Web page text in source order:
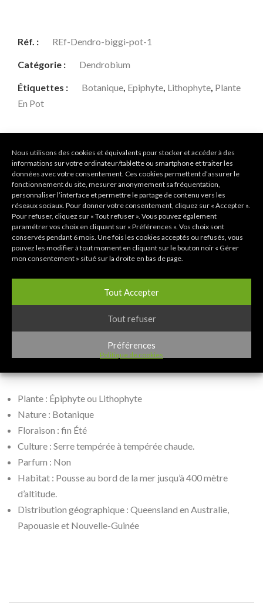
Nous utilisons des cookies et équivalents pour stocker et accéder à des
informations sur votre ordinateur/tablette ou smartphone et traiter les
données avec votre consentement. Ces cookies permettent d’assurer le
fonctionnement du site, mesurer anonymement sa fréquentation,
personnaliser l’interface et permettre le partage de contenu vers les
réseaux sociaux. Pour donner votre consentement, cliquez sur « Accepter ».
Pour refuser, cliquez sur « Tout refuser ». Vous pouvez également
paramétrer vos choix en cliquant sur « Préférences ». Vos choix sont
conservés pendant 6 mois. Une fois les cookies acceptés ou refusés, vous
pouvez les modifier à tout moment en cliquant sur le bouton noir « Gérer
mon consentement » situé sur la droite en bas de page.
Tout Accepter
Tout refuser
Préférences
Politique de cookies
Réf. : REf-Dendro-biggi-pot-1
Catégorie : Dendrobium
Étiquettes : Botanique Epiphyte Lithophyte Plante
En Pot
Rupture de stock
COMPARER
Share:
Description
Informations
complémentaires
Plante : Épiphyte ou Lithophyte
Nature : Botanique
Floraison : fin Été
Culture : Serre tempérée à tempérée chaude.
Parfum : Non
Habitat : Pousse au bord de la mer jusqu’à 400 mètre
d’altitude.
Distribution géographique : Queensland en Australie,
Papouasie et Nouvelle-Guinée